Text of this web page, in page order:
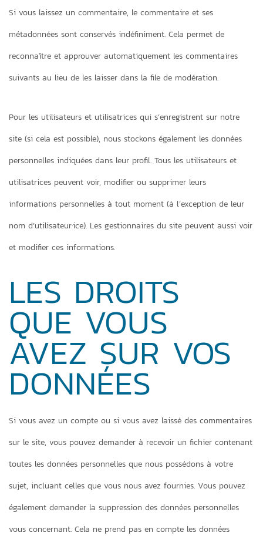
Si vous laissez un commentaire, le commentaire et ses
métadonnées sont conservés indéfiniment. Cela permet de
reconnaître et approuver automatiquement les commentaires
suivants au lieu de les laisser dans la file de modération.
Pour les utilisateurs et utilisatrices qui s’enregistrent sur notre
site (si cela est possible), nous stockons également les données
personnelles indiquées dans leur profil. Tous les utilisateurs et
utilisatrices peuvent voir, modifier ou supprimer leurs
informations personnelles à tout moment (à l’exception de leur
nom d’utilisateur·ice). Les gestionnaires du site peuvent aussi voir
et modifier ces informations.
LES DROITS
QUE VOUS
AVEZ SUR VOS
DONNÉES
Si vous avez un compte ou si vous avez laissé des commentaires
sur le site, vous pouvez demander à recevoir un fichier contenant
toutes les données personnelles que nous possédons à votre
sujet, incluant celles que vous nous avez fournies. Vous pouvez
également demander la suppression des données personnelles
vous concernant. Cela ne prend pas en compte les données